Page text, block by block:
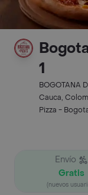
1
BOGOTANA
Cauca,
Pizza -
Envío
Gratis
(nuevos